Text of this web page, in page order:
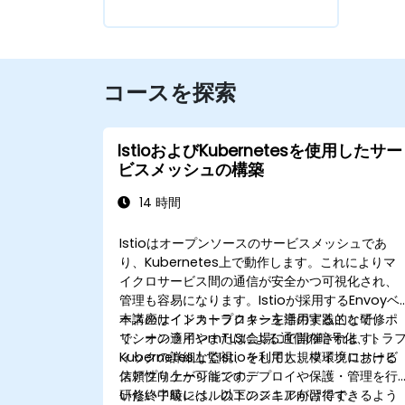
コースを探索
IstioおよびKubernetesを使用したサー
ビスメッシュの構築
14 時間
Istioはオープンソースのサービスメッシュであ
り、Kubernetes上で動作します。これによりマ
イクロサービス間の通信が安全かつ可視化され、
管理も容易になります。Istioが採用するEnvoyベ
ースのサイドカープロキシを活用することで、ポ
リシーの適用やmTLSによる通信の暗号化、トラ
ィックの詳細な監視、そして大規模環境における
信頼性向上が可能です。
本講座はインストラクター主導の実践的な研修
で、オンラインまたは会場にて開催されます。
Kubernetes上でIstioを利用し、マイクロサービ
スアプリケーションのデプロイや保護・管理を行
いたい中級レベルのエンジニア向けです。
研修終了時には、以下のスキルが習得できるよう